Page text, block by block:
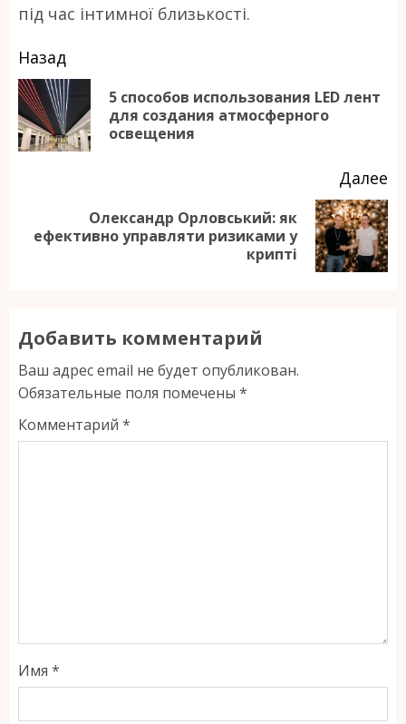
під час інтимної близькості.
Продолжить
чтение
Назад
5 способов использования LED лент
для создания атмосферного
освещения
Далее
Следующая
Олександр Орловський: як
ефективно управляти ризиками у
крипті
Добавить комментарий
Ваш адрес email не будет опубликован.
Обязательные поля помечены *
Комментарий *
Имя *